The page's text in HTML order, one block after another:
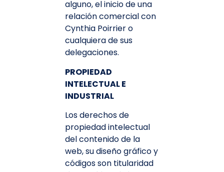
alguno, el inicio de una
relación comercial con
Cynthia Poirrier o
cualquiera de sus
delegaciones.
PROPIEDAD
INTELECTUAL E
INDUSTRIAL
Los derechos de
propiedad intelectual
del contenido de la
web, su diseño gráfico y
códigos son titularidad